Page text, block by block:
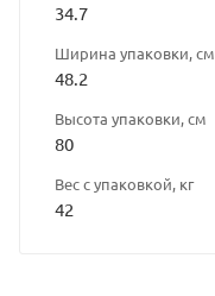
34.7
Ширина упаковки, см
48.2
Высота упаковки, см
80
Вес с упаковкой, кг
42